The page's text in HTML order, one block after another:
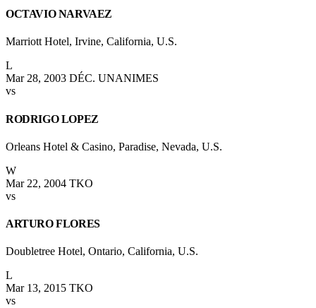
OCTAVIO NARVAEZ
Marriott Hotel, Irvine, California, U.S.
L
Mar 28, 2003 DÉC. UNANIMES
vs
RODRIGO LOPEZ
Orleans Hotel & Casino, Paradise, Nevada, U.S.
W
Mar 22, 2004 TKO
vs
ARTURO FLORES
Doubletree Hotel, Ontario, California, U.S.
L
Mar 13, 2015 TKO
vs